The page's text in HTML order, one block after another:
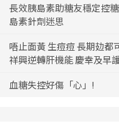
長效胰島素助糖友穩定控
島素針劑迷思
唔止面黃 生痘痘 長期攰都
祥興逆轉肝機能 慶幸及早
血糖失控好傷「心」!